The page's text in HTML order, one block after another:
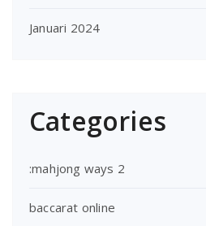
Januari 2024
Categories
:mahjong ways 2
baccarat online